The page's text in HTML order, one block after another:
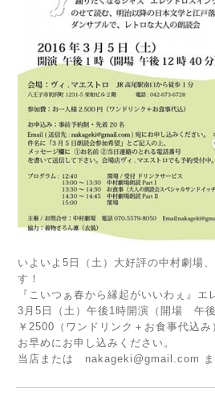
いよいよ5日（土）大好評の中村劇場
す！
『こいつぁ春から縁起がいいわぇ』エ
3月5日（土）午後1時開演（開場 午後
￥2500（ワンドリンク＋お食事代込み
お早めにお申し込みください。
当店または nakageki@gmail.com ま